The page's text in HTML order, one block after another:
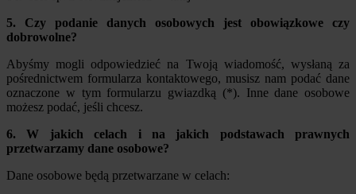
5. Czy podanie danych osobowych jest obowiązkowe czy
dobrowolne?
Abyśmy mogli odpowiedzieć na Twoją wiadomość, wysłaną za
pośrednictwem formularza kontaktowego, musisz nam podać dane
oznaczone w tym formularzu gwiazdką (*). Inne dane osobowe
możesz podać, jeśli chcesz.
6. W jakich celach i na jakich podstawach prawnych
przetwarzamy dane osobowe?
Dane osobowe będą przetwarzane w celach: